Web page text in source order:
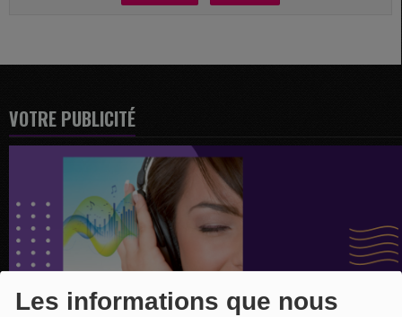
Les informations que nous
VOTRE PUBLICITÉ